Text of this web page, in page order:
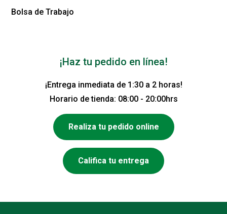
Bolsa de Trabajo
¡Haz tu pedido en línea!
¡Entrega inmediata de 1:30 a 2 horas!
Horario de tienda: 08:00 - 20:00hrs
Realiza tu pedido online
Califica tu entrega